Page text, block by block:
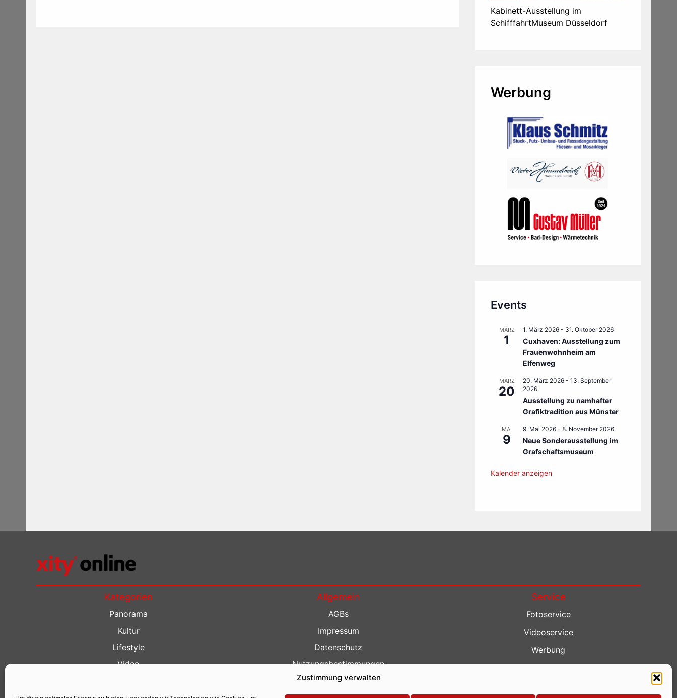
Zustimmung verwalten
Kabinett-Ausstellung im
SchifffahrtMuseum Düsseldorf
Werbung
Events
MÄRZ
1
1. März 2026 - 31. Oktober 2026
Cuxhaven: Ausstellung zum
Frauenwohnheim am
Elfenweg
MÄRZ
20
20. März 2026 - 13. September
2026
Ausstellung zu namhafter
Grafiktradition aus Münster
MAI
9
9. Mai 2026 - 8. November 2026
Neue Sonderausstellung im
Grafschaftsmuseum
Kalender anzeigen
Kategorien
Panorama
Kultur
Lifestyle
Video
Allgemein
AGBs
Impressum
Datenschutz
Nutzungsbestimmungen
Kontakt
Service
Fotoservice
Videoservice
Werbung